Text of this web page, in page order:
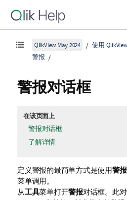
QlikView May 2024 使用
警报
警报对话框
在该页面上
警报对话框
了解详情
定义警报的最简单方式是使用警
菜单调用。
从工具菜单打开警报对话框。此